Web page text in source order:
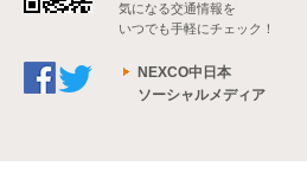
気になる交通情報を
いつでも手軽にチェック！
NEXCO中日本
ソーシャルメディア